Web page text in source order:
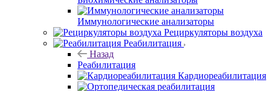
Иммунологические анализаторы
Рециркуляторы воздуха
Реабилитация
Назад
Реабилитация
Кардиореабилитация